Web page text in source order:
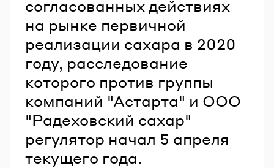
согласованных действиях
на рынке первичной
реализации сахара в 2020
году, расследование
которого против группы
компаний "Астарта" и ООО
"Радеховский сахар"
регулятор начал 5 апреля
текущего года.